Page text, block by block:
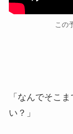
この
「なんでそこ
い？」